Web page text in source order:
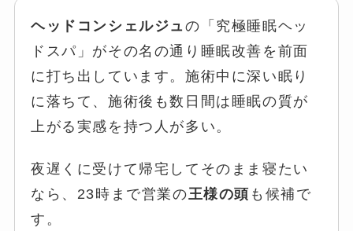
ヘッドコンシェルジュの「究極睡眠ヘッ
ドスパ」がその名の通り睡眠改善を前面
に打ち出しています。施術中に深い眠り
に落ちて、施術後も数日間は睡眠の質が
上がる実感を持つ人が多い。
夜遅くに受けて帰宅してそのまま寝たい
なら、23時まで営業の王様の頭 も候補で
す。